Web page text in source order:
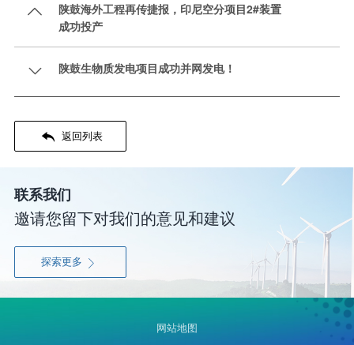

陕鼓海外工程再传捷报，印尼空分项目2#装置
成功投产
 陕鼓生物质发电项目成功并网发电！
 返回列表
联系我们
邀请您留下对我们的意见和建议
探索更多 
网站地图